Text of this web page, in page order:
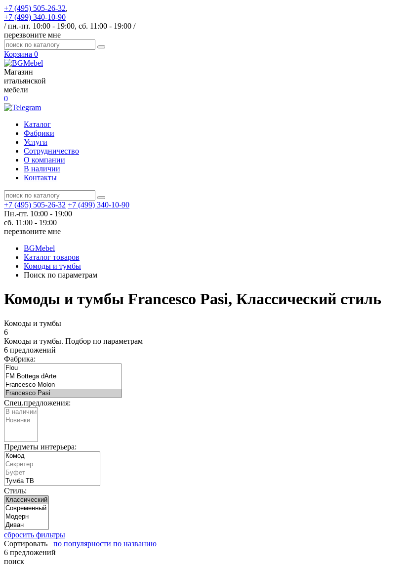
+7 (495) 505-26-32,
+7 (499) 340-10-90
/ пн.-пт. 10:00 - 19:00, сб. 11:00 - 19:00 /
перезвоните мне
Корзина 0
Магазин
итальянской
мебели
0
Каталог
Фабрики
Услуги
Сотрудничество
О компании
В наличии
Контакты
+7 (495) 505-26-32 +7 (499) 340-10-90
Пн.-пт. 10:00 - 19:00
сб. 11:00 - 19:00
перезвоните мне
BGMebel
Каталог товаров
Комоды и тумбы
Поиск по параметрам
Комоды и тумбы Francesco Pasi, Классический стиль
Комоды и тумбы
6
Комоды и тумбы. Подбор по параметрам
6 предложений
Фабрика:
Спец.предложения:
Предметы интерьера:
Стиль:
сбросить фильтры
Сортировать
по популярности по названию
6 предложений
поиск